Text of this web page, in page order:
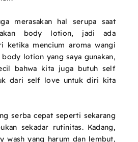
merasakan hal serupa saat
body lotion, jadi ada
ketika mencium aroma wangi
lotion yang saya gunakan,
bahwa kita juga butuh self
dari self love untuk diri kita
serba cepat seperti sekarang
sekadar rutinitas. Kadang,
wash yang harum dan lembut,